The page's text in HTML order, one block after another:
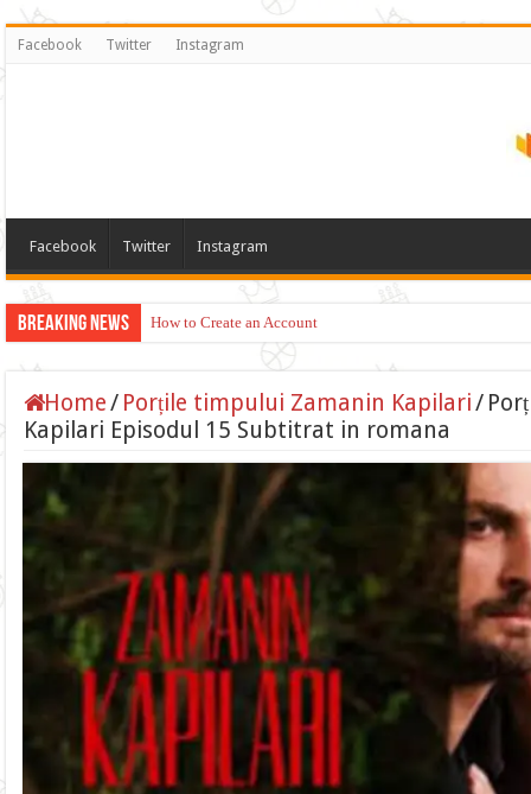
Facebook Twitter Instagram
Facebook Twitter Instagram
Breaking News How to Create an Account
Home/ Porțile timpului Zamanin Kapilari/
Kapilari Episodul 15 Subtitrat in romana